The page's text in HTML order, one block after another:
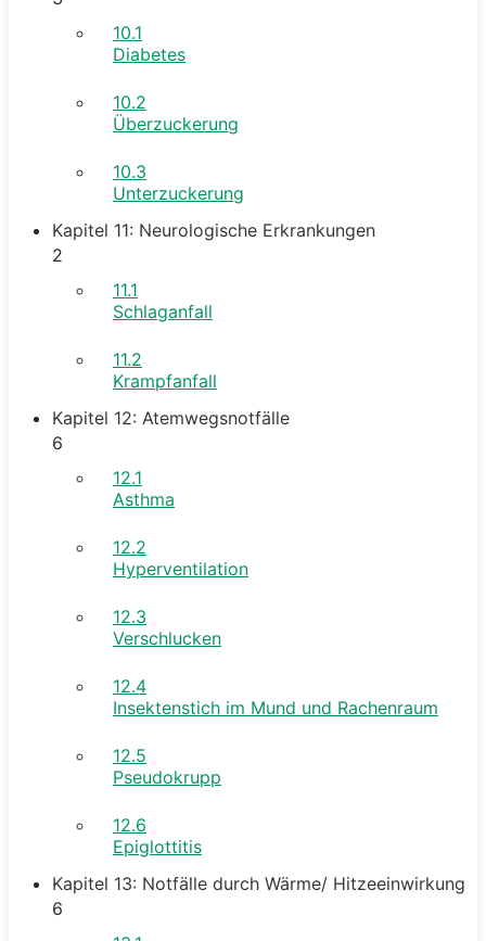
10.1
Diabetes
10.2
Überzuckerung
10.3
Unterzuckerung
Kapitel 11: Neurologische Erkrankungen
2
11.1
Schlaganfall
11.2
Krampfanfall
Kapitel 12: Atemwegsnotfälle
6
12.1
Asthma
12.2
Hyperventilation
12.3
Verschlucken
12.4
Insektenstich im Mund und Rachenraum
12.5
Pseudokrupp
12.6
Epiglottitis
Kapitel 13: Notfälle durch Wärme/ Hitzeeinwirkung
6